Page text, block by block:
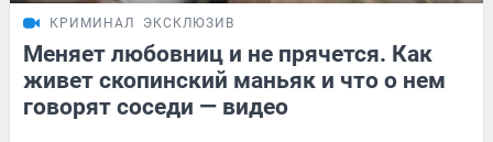
КРИМИНАЛ ЭКСКЛЮЗИВ
Меняет любовниц и не прячется. Как
живет скопинский маньяк и что о нем
говорят соседи — видео